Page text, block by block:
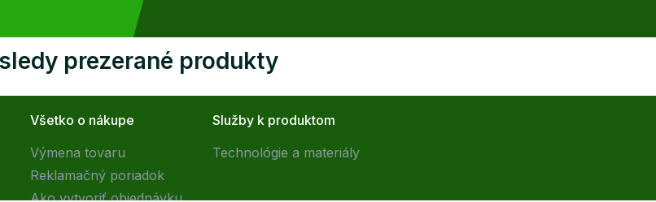
prezerané produkty
Všetko o nákupe
Výmena tovaru
Reklamačný poriadok
Ako vytvoriť objednávku
Služby k produktom
Technológie a materiály